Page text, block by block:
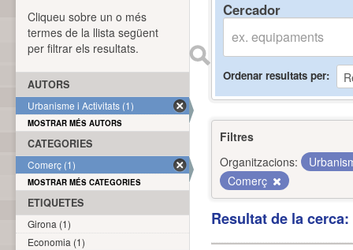
Cercador
Ordenar resultats per
Filtres
Organitzacions:
Comerç
Resultat de la
Cliqueu sobre un o més
termes de la llista següent
per filtrar els resultats.
AUTORS
Urbanisme i Activitats (1)
MOSTRAR MÉS AUTORS
CATEGORIES
Comerç (1)
MOSTRAR MÉS CATEGORIES
ETIQUETES
Girona (1)
Economia (1)